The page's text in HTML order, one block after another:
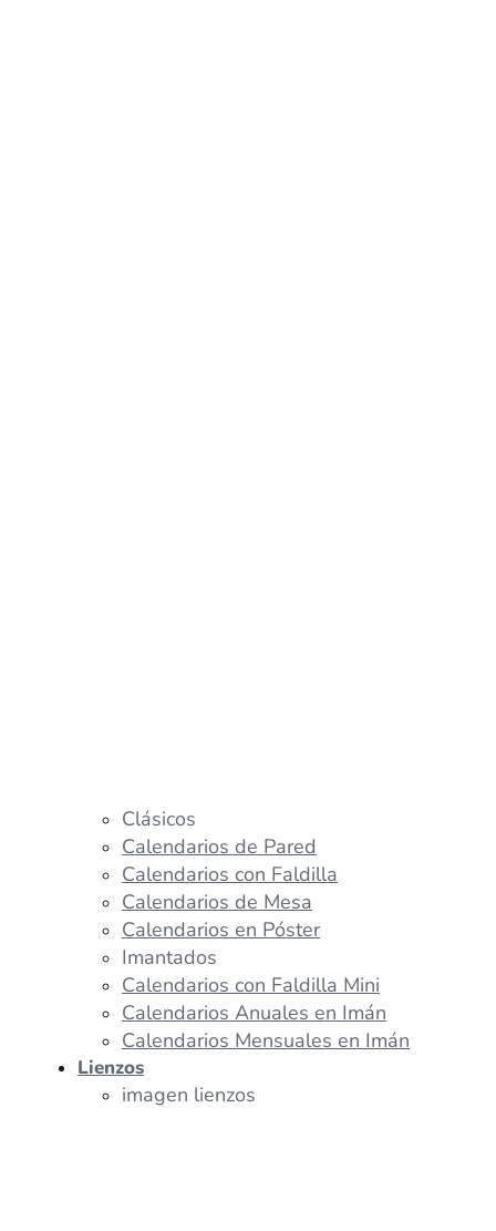
Clásicos
Calendarios de Pared
Calendarios con Faldilla
Calendarios de Mesa
Calendarios en Póster
Imantados
Calendarios con Faldilla Mini
Calendarios Anuales en Imán
Calendarios Mensuales en Imán
Lienzos
imagen lienzos